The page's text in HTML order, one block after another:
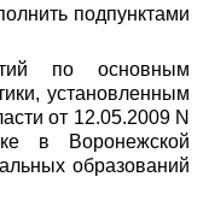
подпунктами
по основным
установленным
от 12.05.2009 N
в Воронежской
образований